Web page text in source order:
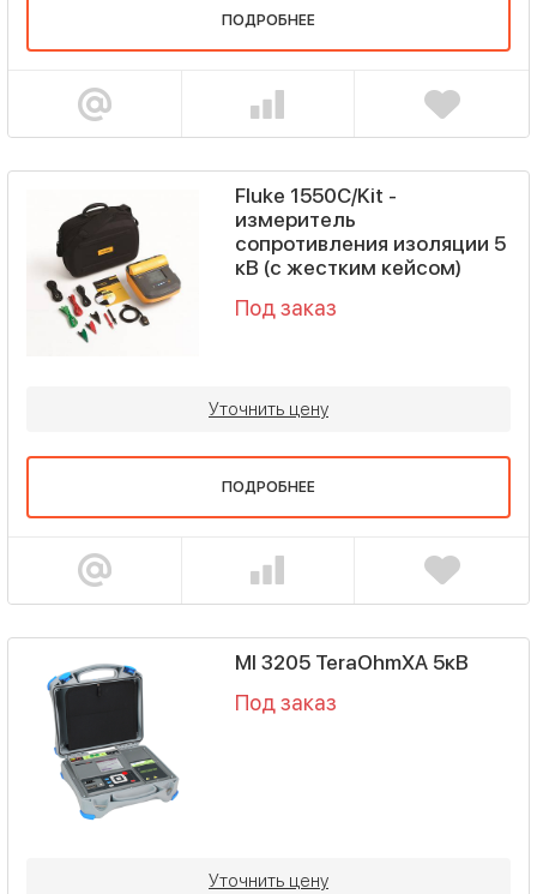
ПОДРОБНЕЕ
Fluke 1550C/Kit -
измеритель
сопротивления изоляции 5
кВ (с жестким кейсом)
Под заказ
Уточнить цену
ПОДРОБНЕЕ
MI 3205 TeraOhmXA 5кВ
Под заказ
Уточнить цену